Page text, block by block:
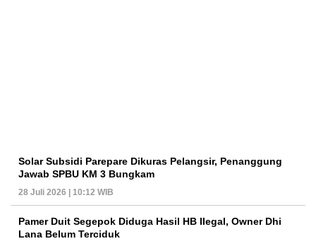
Solar Subsidi Parepare Dikuras Pelangsir, Penanggung
Jawab SPBU KM 3 Bungkam
28 Juli 2026 | 10:12 WIB
Pamer Duit Segepok Diduga Hasil HB Ilegal, Owner Dhi
Lana Belum Terciduk